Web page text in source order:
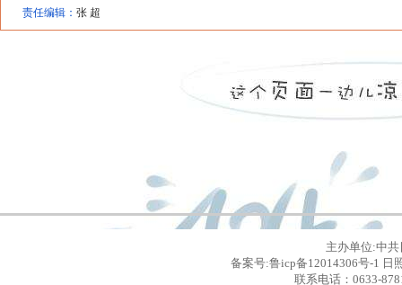
责任编辑： 张 超
主办单位:中
备案号:鲁icp备12014306号-1
联系电话：0633-